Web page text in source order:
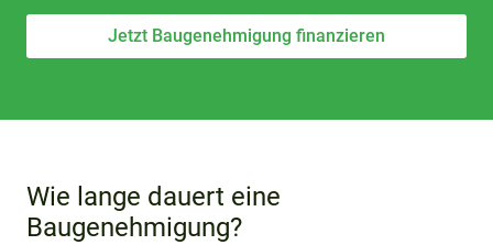
Jetzt Baugenehmigung finanzieren
Wie lange dauert eine
Baugenehmigung?